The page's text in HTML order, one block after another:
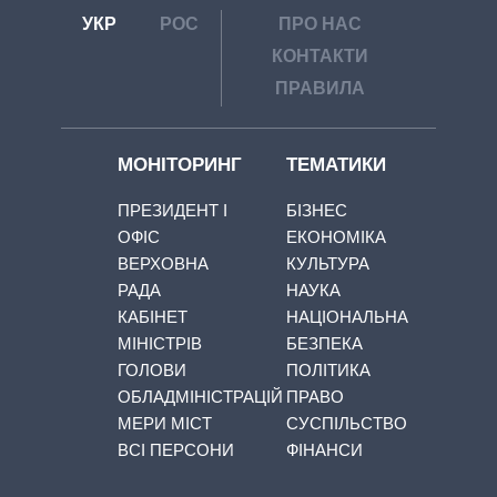
УКР РОС
ПРО НАС
КОНТАКТИ
ПРАВИЛА
МОНІТОРИНГ
ПРЕЗИДЕНТ І
ОФІС
ВЕРХОВНА
РАДА
КАБІНЕТ
МІНІСТРІВ
ГОЛОВИ
ОБЛАДМІНІСТРАЦІЙ
МЕРИ МІСТ
ВСІ ПЕРСОНИ
ТЕМАТИКИ
БІЗНЕС
ЕКОНОМІКА
КУЛЬТУРА
НАУКА
НАЦІОНАЛЬНА
БЕЗПЕКА
ПОЛІТИКА
ПРАВО
СУСПІЛЬСТВО
ФІНАНСИ